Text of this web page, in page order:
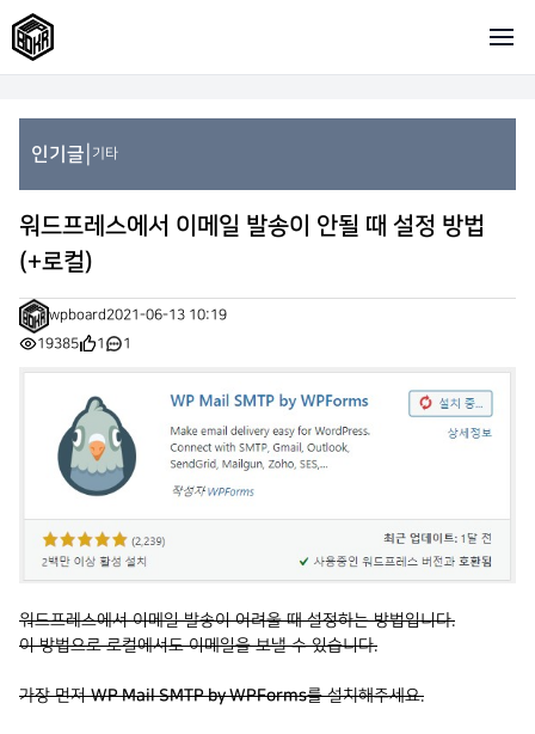
인기글 기타
워드프레스에서 이메일 발송이 안될 때 설정 방법
(+로컬)
wpboard2021-06-13 10:19
19385
1 1
워드프레스에서 이메일 발송이 어려울 때 설정하는 방법입니다.
이 방법으로 로컬에서도 이메일을 보낼 수 있습니다.
가장 먼저WP Mail SMTP by WPForms를 설치해주세요.